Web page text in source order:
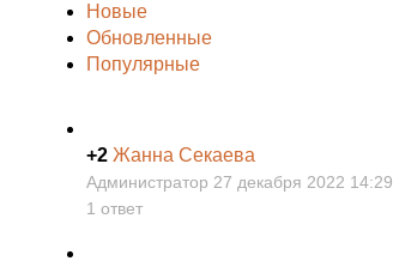
Новые
Обновленные
Популярные
+2 Жанна Секаева
Администратор 27 декабря 2022 14:29
1 ответ